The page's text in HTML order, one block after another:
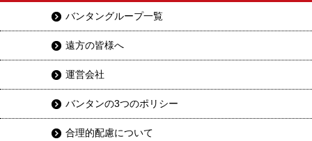
バンタングループ一覧
遠方の皆様へ
運営会社
バンタンの3つのポリシー
合理的配慮について